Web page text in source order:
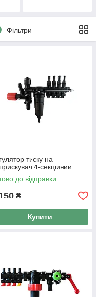
Фільтри
тиску на
4-секційний
до відправки
₴
Купити